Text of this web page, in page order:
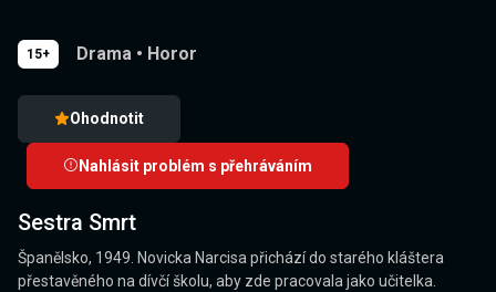
15+ Drama • Horor
Ohodnotit
Nahlásit problém s přehráváním
Sestra Smrt
Španělsko, 1949. Novicka Narcisa přichází do starého kláštera
přestavěného na dívčí školu, aby zde pracovala jako učitelka.